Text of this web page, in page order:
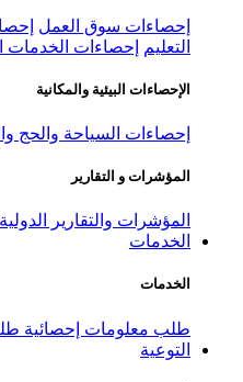
إحصاءات سوق العمل
التعليم
إحصاءات الخدمات
الإحصاءات البيئية والمكانية
إحصاءات السياحة والحج
المؤشرات و التقارير
المؤشرات والتقارير الدولية
الخدمات
الخدمات
طلب معلومات إحصائية
التوعية